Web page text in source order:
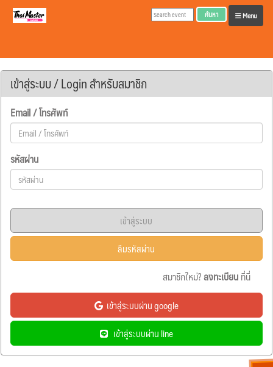
Menu
ค้นหา
เข้าสู่ระบบ / Login สำหรับสมาชิก
Email / โทรศัพท์
รหัสผ่าน
สมาชิกใหม่?ลงทะเบียนที่นี่
เข้าสู่ระบบผ่าน google
เข้าสู่ระบบผ่าน line